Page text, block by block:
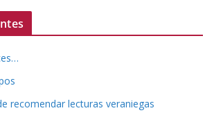
recomendar lecturas veraniegas